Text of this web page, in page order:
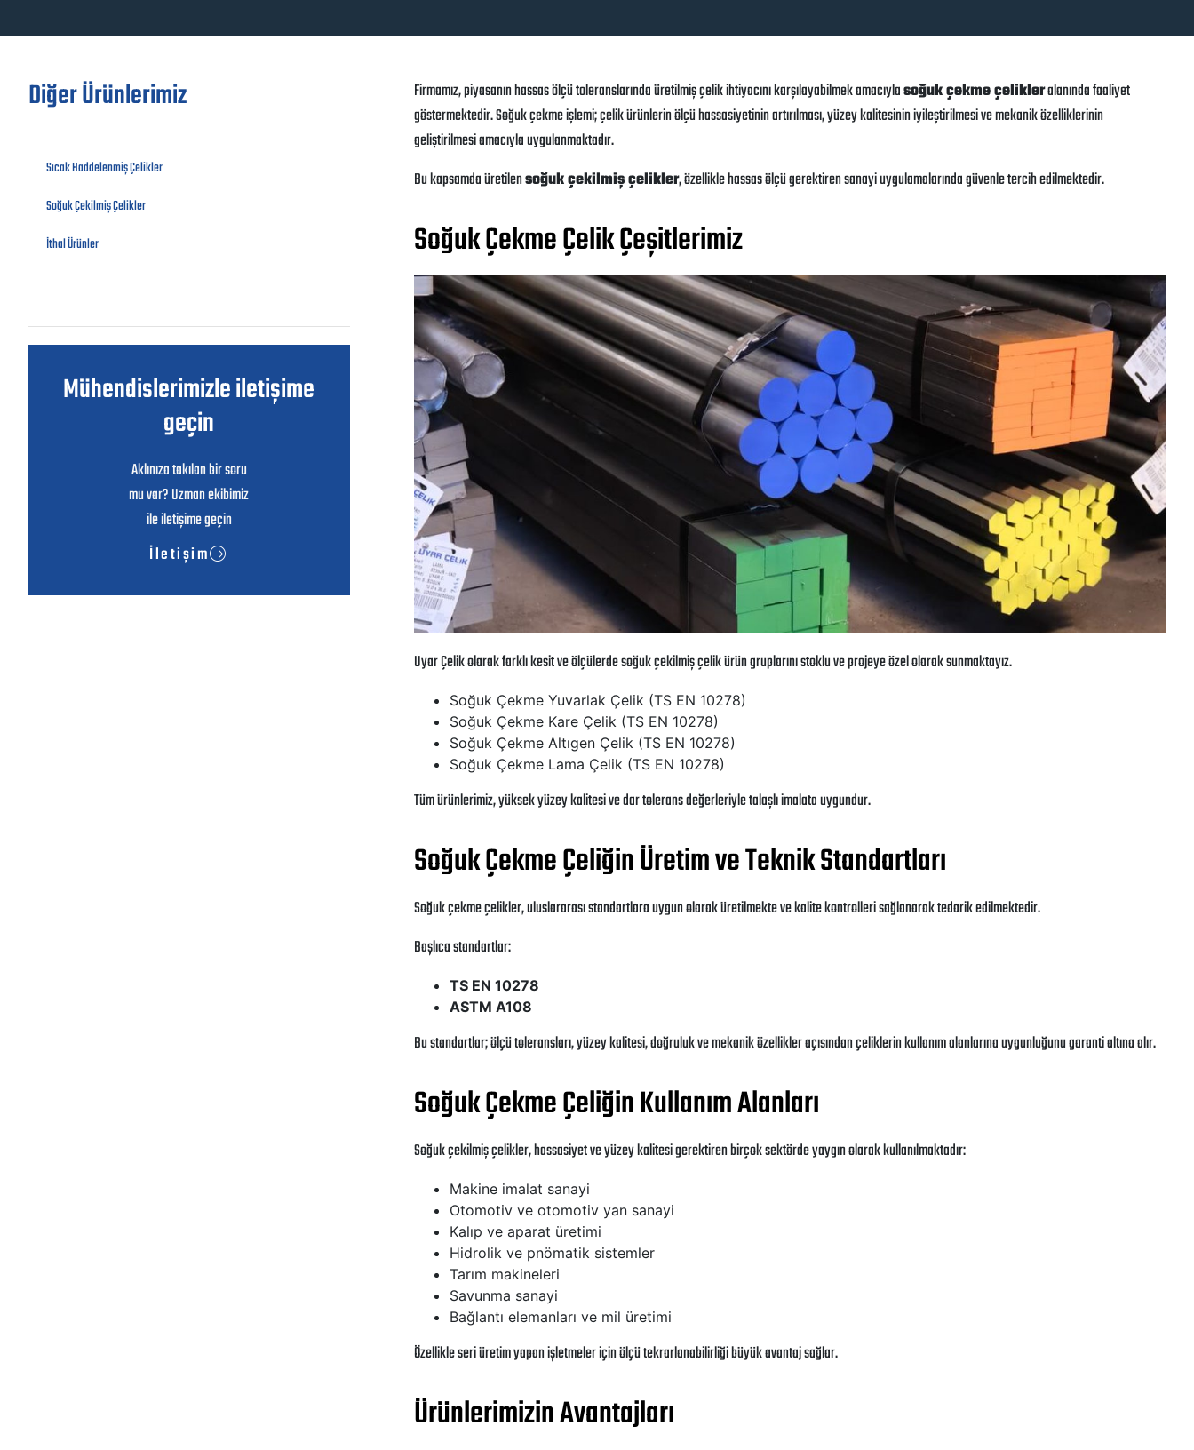
Diğer Ürünlerimiz
Sıcak Haddelenmiş Çelikler
Soğuk Çekilmiş Çelikler
İthal Ürünler
Mühendislerimizle iletişime
geçin
Aklınıza takılan bir soru
mu var? Uzman ekibimiz
ile iletişime geçin
İletişim
Firmamız, piyasanın hassas ölçü toleranslarında üretilmiş çelik ihtiyacını karşılayabilmek amacıylasoğuk çekme çelikleralanında faaliyet
göstermektedir. Soğuk çekme işlemi; çelik ürünlerin ölçü hassasiyetinin artırılması, yüzey kalitesinin iyileştirilmesi ve mekanik özelliklerinin
geliştirilmesi amacıyla uygulanmaktadır.
Bu kapsamda üretilensoğuk çekilmiş çelikler, özellikle hassas ölçü gerektiren sanayi uygulamalarında güvenle tercih edilmektedir.
Soğuk Çekme Çelik Çeşitlerimiz
Uyar Çelik olarak farklı kesit ve ölçülerde soğuk çekilmiş çelik ürün gruplarını stoklu ve projeye özel olarak sunmaktayız.
Soğuk Çekme Yuvarlak Çelik (TS EN 10278)
Soğuk Çekme Kare Çelik (TS EN 10278)
Soğuk Çekme Altıgen Çelik (TS EN 10278)
Soğuk Çekme Lama Çelik (TS EN 10278)
Tüm ürünlerimiz, yüksek yüzey kalitesi ve dar tolerans değerleriyle talaşlı imalata uygundur.
Soğuk Çekme Çeliğin Üretim ve Teknik Standartları
Soğuk çekme çelikler, uluslararası standartlara uygun olarak üretilmekte ve kalite kontrolleri sağlanarak tedarik edilmektedir.
Başlıca standartlar:
TS EN 10278
ASTM A108
Bu standartlar; ölçü toleransları, yüzey kalitesi, doğruluk ve mekanik özellikler açısından çeliklerin kullanım alanlarına uygunluğunu garanti altına alır.
Soğuk Çekme Çeliğin Kullanım Alanları
Soğuk çekilmiş çelikler, hassasiyet ve yüzey kalitesi gerektiren birçok sektörde yaygın olarak kullanılmaktadır:
Makine imalat sanayi
Otomotiv ve otomotiv yan sanayi
Kalıp ve aparat üretimi
Hidrolik ve pnömatik sistemler
Tarım makineleri
Savunma sanayi
Bağlantı elemanları ve mil üretimi
Özellikle seri üretim yapan işletmeler için ölçü tekrarlanabilirliği büyük avantaj sağlar.
Ürünlerimizin Avantajları